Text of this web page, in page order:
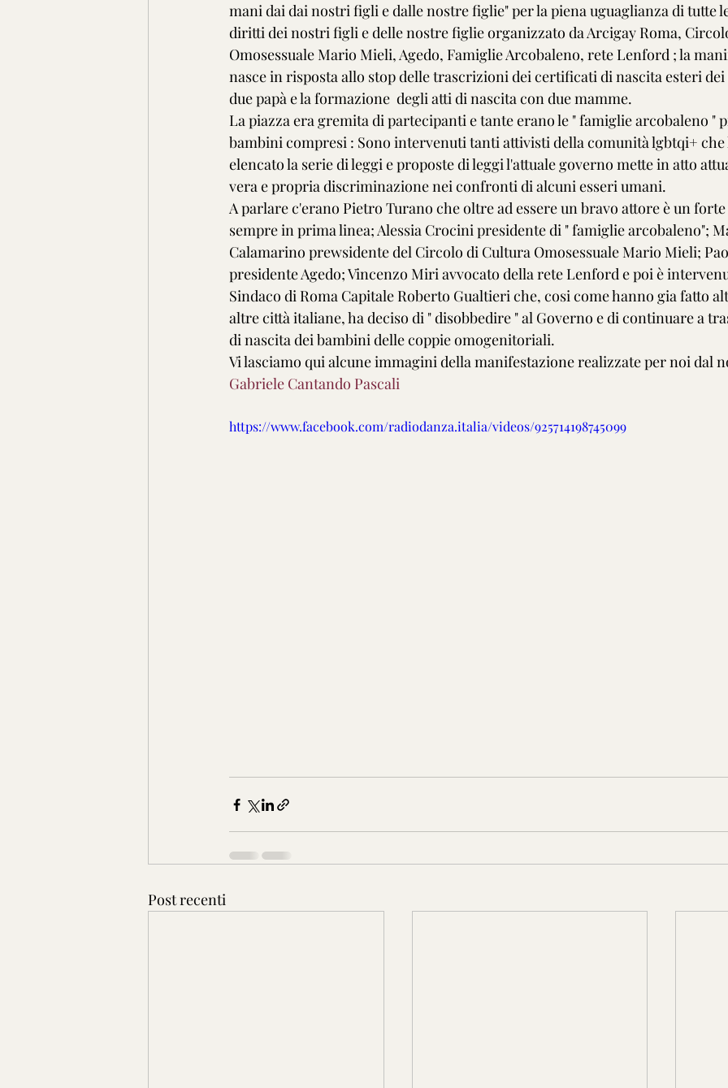
mani dai dai nostri figli e dalle nostre figlie" per la piena uguaglianza di tutte
diritti dei nostri figli e delle nostre figlie organizzato da Arcigay Roma,
Omosessuale Mario Mieli, Agedo, Famiglie Arcobaleno, rete Lenford ; la
nasce in risposta allo stop delle trascrizioni dei certificati di nascita esteri
due papà e la formazione  degli atti di nascita con due mamme.
La piazza era gremita di partecipanti e tante erano le " famiglie arcobaleno "
bambini compresi : Sono intervenuti tanti attivisti della comunità lgbtqi+ che
elencato la serie di leggi e proposte di leggi l'attuale governo mette in atto
vera e propria discriminazione nei confronti di alcuni esseri umani.
A parlare c'erano Pietro Turano che oltre ad essere un bravo attore è un
sempre in prima linea; Alessia Crocini presidente di " famiglie arcobaleno";
Calamarino prewsidente del Circolo di Cultura Omosessuale Mario Mieli;
presidente Agedo; Vincenzo Miri avvocato della rete Lenford e poi è
Sindaco di Roma Capitale Roberto Gualtieri che, cosi come hanno gia fatto
altre città italiane, ha deciso di " disobbedire " al Governo e di continuare a
di nascita dei bambini delle coppie omogenitoriali.
Vi lasciamo qui alcune immagini della manifestazione realizzate per noi dal
Gabriele Cantando Pascali
https://www.facebook.com/radiodanza.italia/videos/925714198745099
Post recenti